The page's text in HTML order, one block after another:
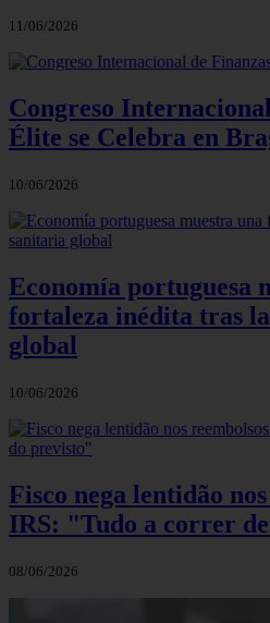
11/06/2026
Congreso
Élite se Celebra en
10/06/2026
Economía portuguesa
fortaleza inédita tras
global
10/06/2026
Fisco nega lentidão
IRS: "Tudo a correr
08/06/2026